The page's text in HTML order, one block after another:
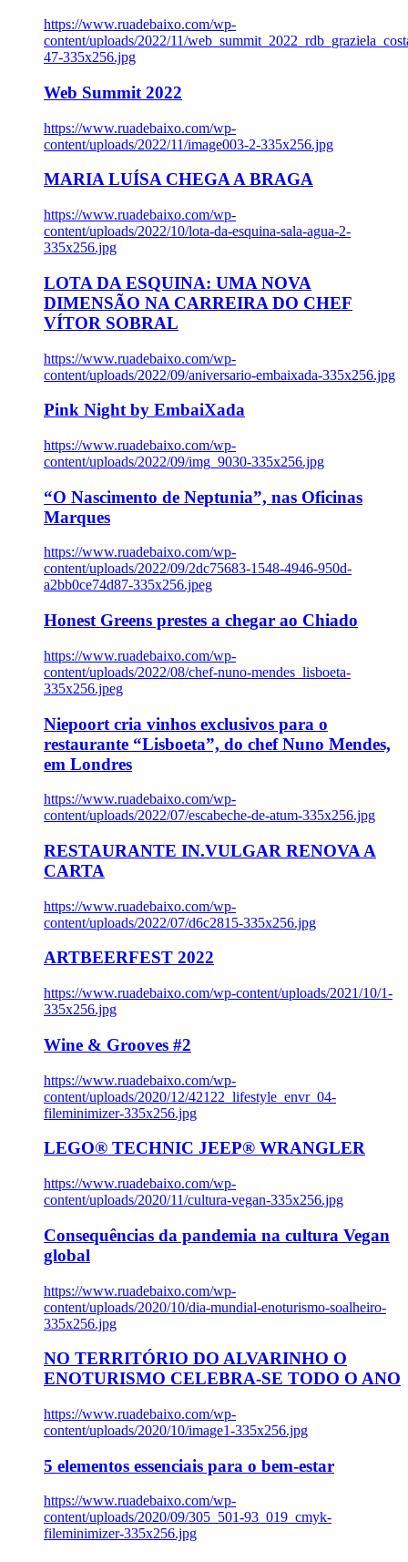
https://www.ruadebaixo.com/wp-
content/uploads/2022/11/
47-335x256.jpg
Web Summit 2022
https://www.ruadebaixo.com/wp-
content/uploads/2022/11/image003-2-335x256.jpg
MARIA LUÍSA CHEGA A BRAGA
https://www.ruadebaixo.com/wp-
content/uploads/2022/10/lota-da-esquina-sala-agua-2-
335x256.jpg
LOTA DA ESQUINA: UMA NOVA
DIMENSÃO NA CARREIRA DO CHEF
VÍTOR SOBRAL
https://www.ruadebaixo.com/wp-
content/uploads/2022/09/aniversario-embaixada-335x256.jpg
Pink Night by EmbaiXada
https://www.ruadebaixo.com/wp-
content/uploads/2022/09/img_9030-335x256.jpg
“O Nascimento de Neptunia”, nas Oficinas
Marques
https://www.ruadebaixo.com/wp-
content/uploads/2022/09/2dc75683-1548-4946-950d-
a2bb0ce74d87-335x256.jpeg
Honest Greens prestes a chegar ao Chiado
https://www.ruadebaixo.com/wp-
content/uploads/2022/08/chef-nuno-mendes_lisboeta-
335x256.jpeg
Niepoort cria vinhos exclusivos para o
restaurante “Lisboeta”, do chef Nuno Mendes,
em Londres
https://www.ruadebaixo.com/wp-
content/uploads/2022/07/escabeche-de-atum-335x256.jpg
RESTAURANTE IN.VULGAR RENOVA A
CARTA
https://www.ruadebaixo.com/wp-
content/uploads/2022/07/d6c2815-335x256.jpg
ARTBEERFEST 2022
https://www.ruadebaixo.com/wp-content/uploads/2021/10/1-
335x256.jpg
Wine & Grooves #2
https://www.ruadebaixo.com/wp-
content/uploads/2020/12/42122_lifestyle_envr_04-
fileminimizer-335x256.jpg
LEGO® TECHNIC JEEP® WRANGLER
https://www.ruadebaixo.com/wp-
content/uploads/2020/11/cultura-vegan-335x256.jpg
Consequências da pandemia na cultura Vegan
global
https://www.ruadebaixo.com/wp-
content/uploads/2020/10/dia-mundial-enoturismo-soalheiro-
335x256.jpg
NO TERRITÓRIO DO ALVARINHO O
ENOTURISMO CELEBRA-SE TODO O ANO
https://www.ruadebaixo.com/wp-
content/uploads/2020/10/image1-335x256.jpg
5 elementos essenciais para o bem-estar
https://www.ruadebaixo.com/wp-
content/uploads/2020/09/305_501-93_019_cmyk-
fileminimizer-335x256.jpg